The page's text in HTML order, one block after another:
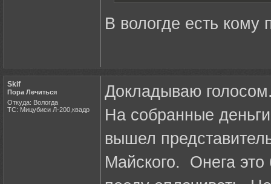
В вологде есть кому
Skif
Пора Лечиться
Откуда: Вологда
ТС: Мицубиси Л-200,квадр
Докладываю
На собранные
вышел
Майского. Онега это